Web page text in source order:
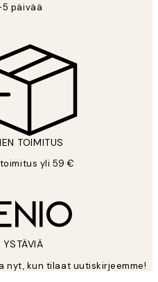
päivää
TOIMITUS
yli 59 €
nyt, kun tilaat uutiskirjeemme!